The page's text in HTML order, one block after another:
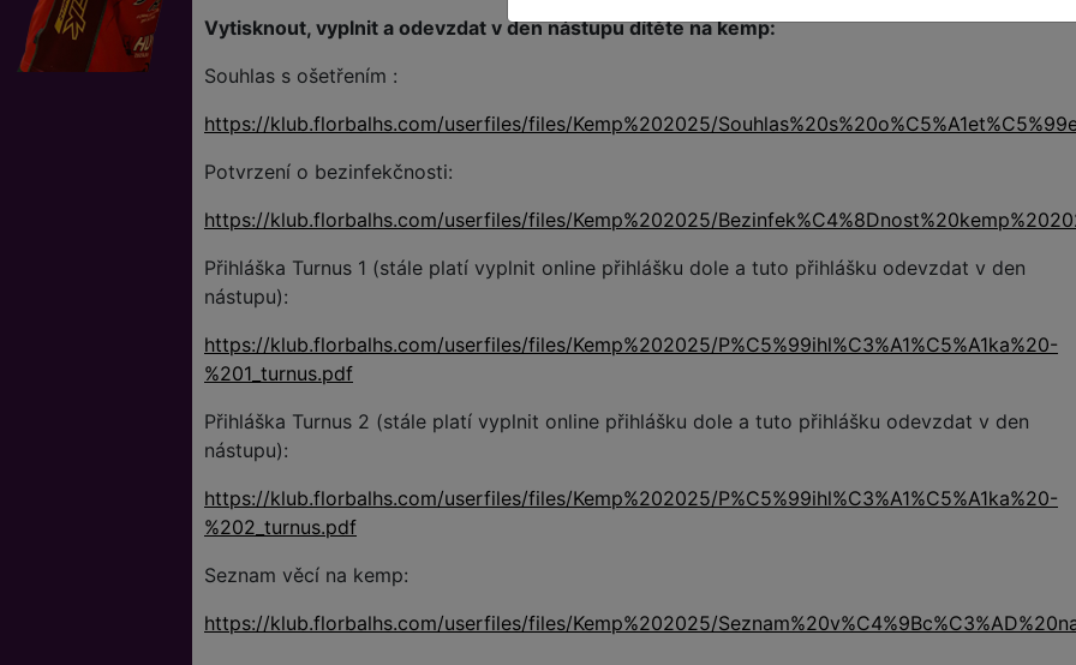
Vytisknout, vyplnit a odevzdat v den nástupu dítěte na kemp:
Souhlas s ošetřením :
https://klub.florbalhs.com/userfiles/files/Kemp%202025/
Potvrzení o bezinfekčnosti:
https://klub.florbalhs.com/userfiles/files/Kemp%202025/
Přihláška Turnus 1 (stále platí vyplnit online přihlášku dole a tuto přihlášku odevzdat v den
nástupu):
https://klub.florbalhs.com/userfiles/files/Kemp%202025/P%C5%99ihl%C3%A1%C5%A1ka%20-
%201_turnus.pdf
Přihláška Turnus 2 (stále platí vyplnit online přihlášku dole a tuto přihlášku odevzdat v den
nástupu):
https://klub.florbalhs.com/userfiles/files/Kemp%202025/P%C5%99ihl%C3%A1%C5%A1ka%20-
%202_turnus.pdf
Seznam věcí na kemp:
https://klub.florbalhs.com/userfiles/files/Kemp%202025/